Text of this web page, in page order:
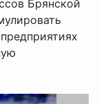
Брянской